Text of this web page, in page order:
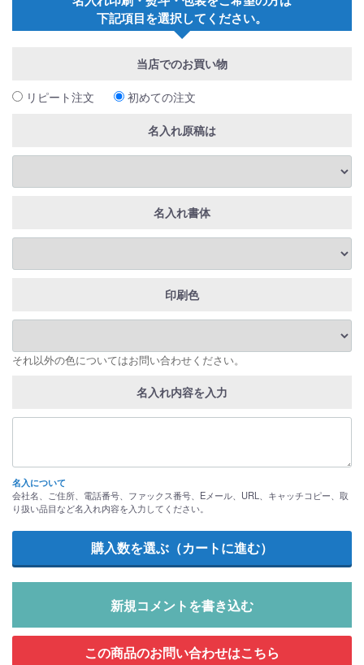
下記項目を選択してください。
当店でのお買い物
リピート注文 初めての注文
名入れ原稿は
名入れ書体
印刷色
それ以外の色についてはお問い合わせください。
名入れ内容を入力
名入について
会社名、ご住所、電話番号、ファックス番号、Eメール、URL、キャッチコピー、取
り扱い品目など名入れ内容を入力してください。
新規コメントを書き込む